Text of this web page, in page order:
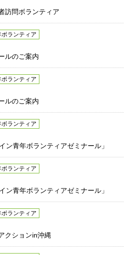
訪問ボランティア
ボランティア
ルのご案内
ボランティア
ルのご案内
ボランティア
青年ボランティアゼミナール」
ボランティア
青年ボランティアゼミナール」
ボランティア
クションin沖縄